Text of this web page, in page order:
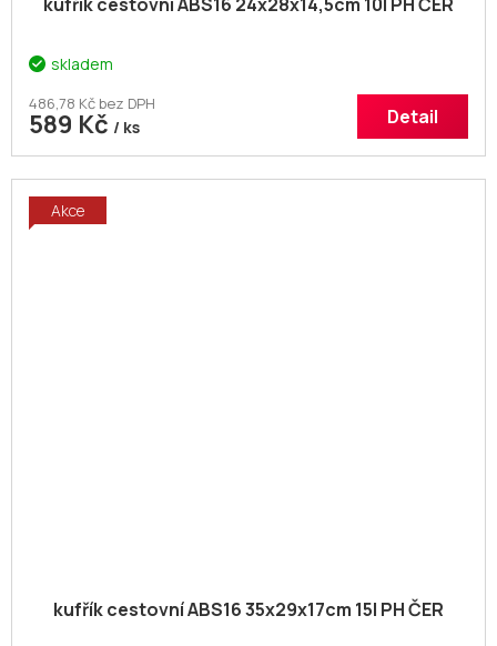
skladem
486,78 Kč bez DPH
589 Kč / ks Detail
Akce
kufřík cestovní ABS16 35x29x17cm 15l PH ČER